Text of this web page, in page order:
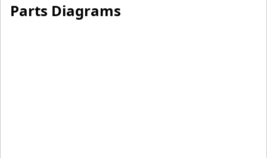
Parts Diagrams